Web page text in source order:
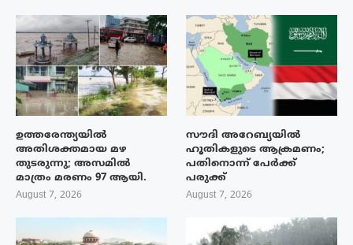
ഉത്തരേന്ത്യയിൽ
അതിശക്തമായ മഴ
തുടരുന്നു; അസമിൽ
മാത്രം മരണം 97 ആയി.
August 7, 2026
സൗദി അറേബ്യയിൽ
ഹൂതികളുടെ ആക്രമണം;
പതിനൊന്ന് പേർക്ക്
പരുക്ക്
August 7, 2026